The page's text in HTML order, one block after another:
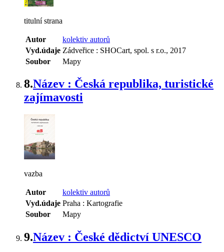
titulní strana
Autor
kolektiv autorů
Vyd.údaje Zádveřice : SHOCart, spol. s r.o., 2017
Soubor
Mapy
8.Název : Česká republika, turistické
zajímavosti
vazba
Autor
kolektiv autorů
Vyd.údaje Praha : Kartografie
Soubor
Mapy
9.Název : České dědictví UNESCO